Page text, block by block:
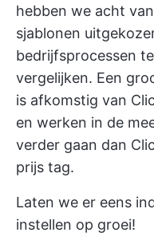
hebben we acht
sjablonen
bedrijfsprocessen
vergelijken. Een
is afkomstig van
en werken in de
verder gaan dan
prijs tag.
Laten we er eens
instellen op groei!